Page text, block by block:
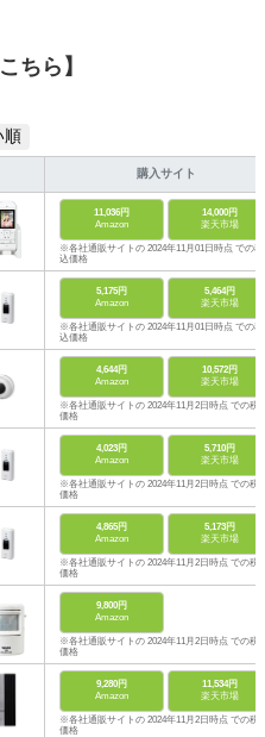
ちら】
順
購入サイト
11,036円
Amazon
14,000円
楽天市場
※各社通販サイトの 2024年11月01日時点 での税
込価格
5,175円
Amazon
5,464円
楽天市場
※各社通販サイトの 2024年11月01日時点 での税
込価格
4,644円
Amazon
10,572円
楽天市場
※各社通販サイトの 2024年11月2日時点 での税
価格
4,023円
Amazon
5,710円
楽天市場
※各社通販サイトの 2024年11月2日時点 での税
価格
4,865円
Amazon
5,173円
楽天市場
※各社通販サイトの 2024年11月2日時点 での税
価格
9,800円
Amazon
※各社通販サイトの 2024年11月2日時点 での税
価格
9,280円
Amazon
11,534円
楽天市場
※各社通販サイトの 2024年11月2日時点 での税
価格